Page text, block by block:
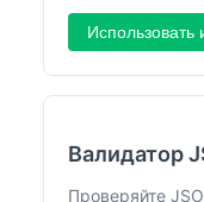
Использовать
Валидатор
Проверяйте